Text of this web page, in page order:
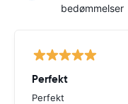
bedømmelser
Perfekt
Perfekt